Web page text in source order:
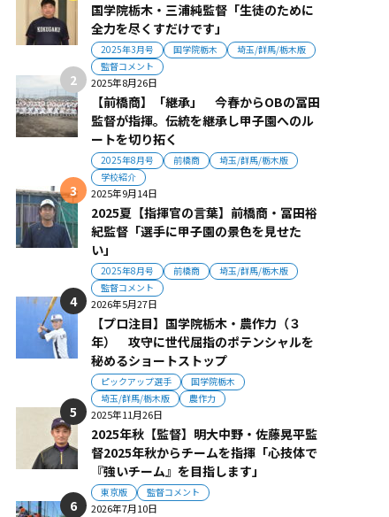
国学院栃木・三浦純監督「生徒のために
全力を尽くすだけです」
2025年3月号 国学院栃木
埼玉/群馬/栃木版
監督コメント
2025年8月26日
【前橋商】「継承」 今春からOBの冨田
監督が指揮。伝統を継承し甲子園へのル
ートを切り拓く
2025年8月号 前橋商
埼玉/群馬/栃木版
学校紹介
2025年9月14日
2025夏【指揮官の言葉】前橋商・冨田裕
紀監督「選手に甲子園の景色を見せた
い」
2025年8月号 前橋商
埼玉/群馬/栃木版
監督コメント
2026年5月27日
【プロ注目】国学院栃木・農作力（３
年） 攻守に世代屈指のポテンシャルを
秘めるショートストップ
ピックアップ選手
国学院栃木
埼玉/群馬/栃木版
農作力
2025年11月26日
2025年秋【監督】明大中野・佐藤晃平監
督2025年秋からチームを指揮「心技体で
『強いチーム』を目指します」
東京版 監督コメント
2026年7月10日